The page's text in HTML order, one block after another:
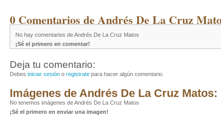
0 Comentarios de Andrés De La Cruz
No hay comentarios de Andrés De La Cruz Matos
¡Sé el primero en comentar!
Deja tu comentario:
Debes iniciar sesión o registrate para hacer algún comentario.
Imágenes de Andrés De La Cruz Matos:
No tenemos imágenes de Andrés De La Cruz Matos
¡Sé el primero en enviar una imagen!